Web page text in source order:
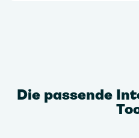
Die passende